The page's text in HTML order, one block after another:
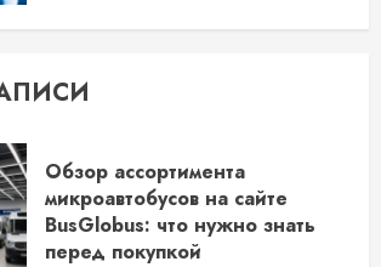
Обзор ассортимента
микроавтобусов на сайте
BusGlobus: что нужно знать
перед покупкой